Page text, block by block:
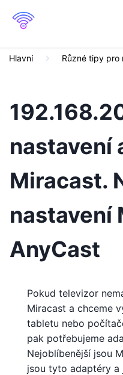
Hlavní Různé tipy pro
nastavení
Miracast.
nastavení
AnyCast
Pokud televizor
Miracast a chceme
tabletu nebo
pak potřebujeme
Nejoblíbenější jsou
jsou tyto adaptéry a